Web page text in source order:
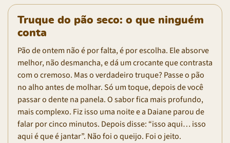
Truque do pão seco: o que ninguém
conta
Pão de ontem não é por falta, é por escolha. Ele absorve
melhor, não desmancha, e dá um crocante que contrasta
com o cremoso. Mas o verdadeiro truque? Passe o pão
no alho antes de molhar. Só um toque, depois de você
passar o dente na panela. O sabor fica mais profundo,
mais complexo. Fiz isso uma noite e a Daiane parou de
falar por cinco minutos. Depois disse: “isso aqui… isso
aqui é que é jantar”. Não foi o queijo. Foi o jeito.